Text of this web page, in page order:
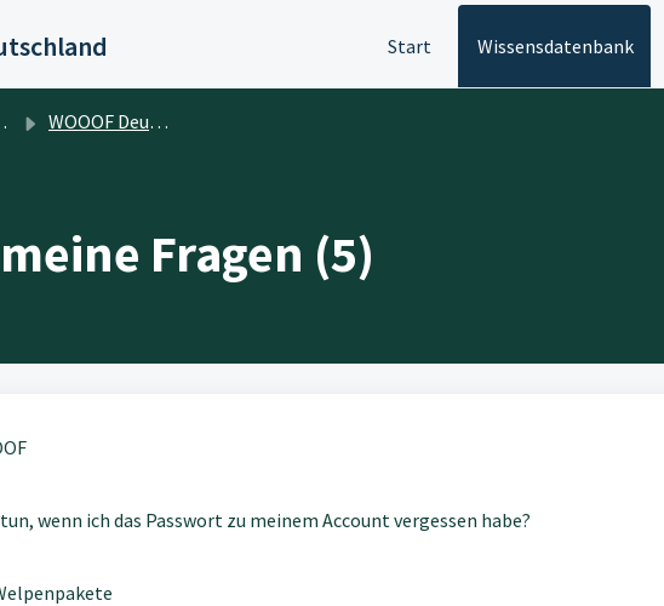
Start Wissensdatenbank
WOOOF Deutschland
Fragen (5)
wenn ich das Passwort zu meinem Account vergessen habe?